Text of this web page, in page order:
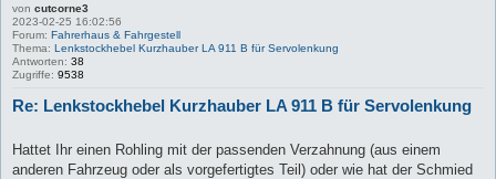
von cutcorne3
2023-02-25 16:02:56
Forum: Fahrerhaus & Fahrgestell
Thema: Lenkstockhebel Kurzhauber LA 911 B für Servolenkung
Antworten: 38
Zugriffe: 9538
Re: Lenkstockhebel Kurzhauber LA 911 B für Servolenkung
Hattet Ihr einen Rohling mit der passenden Verzahnung (aus einem
anderen Fahrzeug oder als vorgefertigtes Teil) oder wie hat der Schmied